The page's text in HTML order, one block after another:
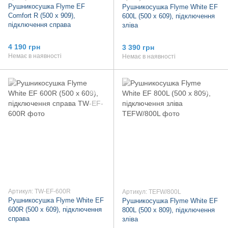
Рушникосушка Flyme EF
Comfort R (500 х 909),
підключення справа
4 190 грн
Немає в наявності
Рушникосушка Flyme White EF
600L (500 х 609), підключення
зліва
3 390 грн
Немає в наявності
Артикул: TW-EF-600R
Рушникосушка Flyme White EF
600R (500 х 609), підключення
справа
Артикул: TEFW/800L
Рушникосушка Flyme White EF
800L (500 х 809), підключення
зліва